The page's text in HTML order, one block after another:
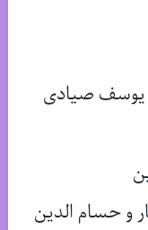
یوسف صیادی
و حسام الدین